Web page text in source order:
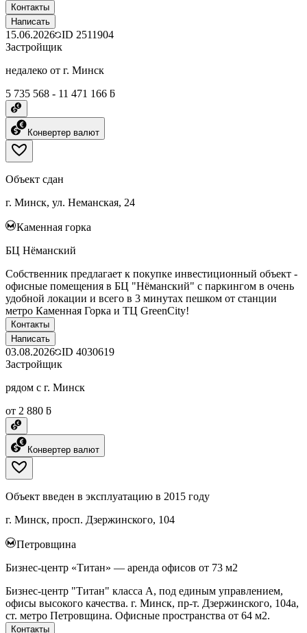
Контакты
Написать
15.06.2026 ID 2511904
Застройщик
недалеко от г. Минск
5 735 568 - 11 471 166 ƃ
Конвертер валют
Объект сдан
г. Минск, ул. Неманская, 24
Каменная горка
БЦ Нёманский
Собственник предлагает к покупке инвестиционный объект -
офисные помещения в БЦ "Нёманский" с паркингом в очень
удобной локации и всего в 3 минутах пешком от станции
метро Каменная Горка и ТЦ GreenCity!
Контакты
Написать
03.08.2026 ID 4030619
Застройщик
рядом с г. Минск
от 2 880 ƃ
Конвертер валют
Объект введен в эксплуатацию в 2015 году
г. Минск, просп. Дзержинского, 104
Петровщина
Бизнес-центр «Титан» — аренда офисов от 73 м2
Бизнес-центр "Титан" класса А, под единым управлением,
офисы высокого качества. г. Минск, пр-т. Дзержинского, 104а,
ст. метро Петровщина. Офисные пространства от 64 м2.
Контакты